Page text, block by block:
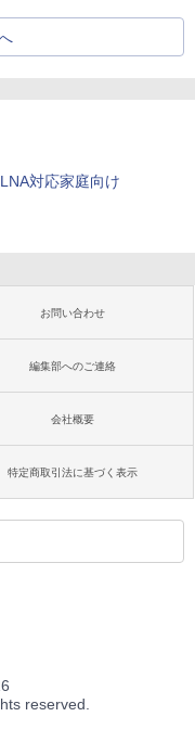
対応家庭向け
お問い合わせ
編集部へのご連絡
会社概要
特定商取引法に基づく表示
reserved.